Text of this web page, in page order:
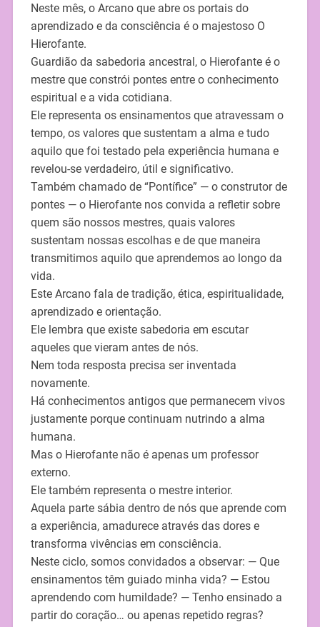
Neste mês, o Arcano que abre os portais do
aprendizado e da consciência é o majestoso O
Hierofante.
Guardião da sabedoria ancestral, o Hierofante é o
mestre que constrói pontes entre o conhecimento
espiritual e a vida cotidiana.
Ele representa os ensinamentos que atravessam o
tempo, os valores que sustentam a alma e tudo
aquilo que foi testado pela experiência humana e
revelou-se verdadeiro, útil e significativo.
Também chamado de “Pontífice” — o construtor de
pontes — o Hierofante nos convida a refletir sobre
quem são nossos mestres, quais valores
sustentam nossas escolhas e de que maneira
transmitimos aquilo que aprendemos ao longo da
vida.
Este Arcano fala de tradição, ética, espiritualidade,
aprendizado e orientação.
Ele lembra que existe sabedoria em escutar
aqueles que vieram antes de nós.
Nem toda resposta precisa ser inventada
novamente.
Há conhecimentos antigos que permanecem vivos
justamente porque continuam nutrindo a alma
humana.
Mas o Hierofante não é apenas um professor
externo.
Ele também representa o mestre interior.
Aquela parte sábia dentro de nós que aprende com
a experiência, amadurece através das dores e
transforma vivências em consciência.
Neste ciclo, somos convidados a observar: — Que
ensinamentos têm guiado minha vida? — Estou
aprendendo com humildade? — Tenho ensinado a
partir do coração… ou apenas repetido regras?